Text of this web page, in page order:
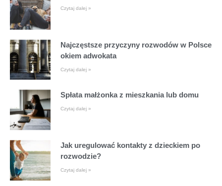
Czytaj dalej »
Najczęstsze przyczyny rozwodów w Polsce
okiem adwokata
Czytaj dalej »
Spłata małżonka z mieszkania lub domu
Czytaj dalej »
Jak uregulować kontakty z dzieckiem po
rozwodzie?
Czytaj dalej »